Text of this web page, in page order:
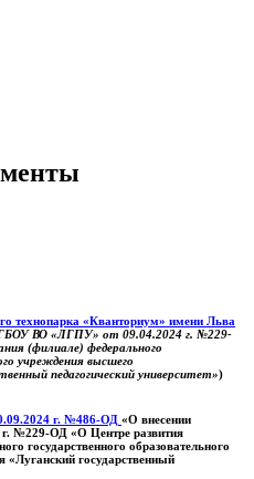
технопарка «Кванториум» имени Льва
ВО «ЛГПУ» от 09.04.2024 г. №229-
(филиале) федерального
учреждения высшего
педагогический университет»)
г. №486-ОД «О внесении
г. №229-ОД «О Центре развития
государственного образовательного
«Луганский государственный